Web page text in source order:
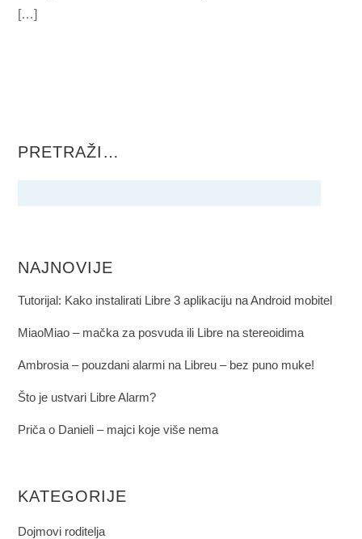
[…]
PRETRAŽI…
NAJNOVIJE
Tutorijal: Kako instalirati Libre 3 aplikaciju na Android mobitel
MiaoMiao – mačka za posvuda ili Libre na stereoidima
Ambrosia – pouzdani alarmi na Libreu – bez puno muke!
Što je ustvari Libre Alarm?
Priča o Danieli – majci koje više nema
KATEGORIJE
Dojmovi roditelja